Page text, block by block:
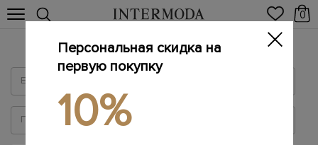
0
Войти
Персональная скидка на
первую покупку
10%